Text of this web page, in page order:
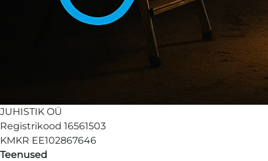
JUHISTIK OÜ
Registrikood 16561503
KMKR EE102867646
Teenused